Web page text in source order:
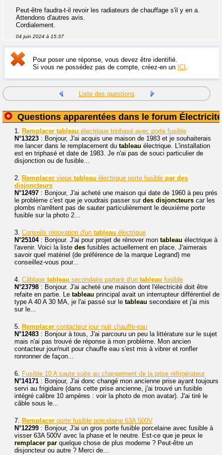
Peut-être faudra-t-il revoir les radiateurs de chauffage s'il y en a.
Attendons d'autres avis.
Cordialement.
04 juin 2024 à 15:37
Pour poser une réponse, vous devez être identifié.
Si vous ne possédez pas de compte, créez-en un ICI .
Liste des questions
Questions apparentées dans le forum Électricité
1. Remplacer tableau électrique triphasé avec porte fusible
N°13223 : Bonjour, J'ai acquis une maison de 1983 et je souhaiterais
me lancer dans le remplacement du tableau électrique. L'installation
est en triphasé et date de 1983. Je n'ai pas de souci particulier de
disjonction ou de fusible...
2. Remplacer vieux tableau électrique porte fusible par des
disjoncteurs
N°12497 : Bonjour, J'ai acheté une maison qui date de 1960 à peu prés
le problème c'est que je voudrais passer sur des disjoncteurs car les
plombs n'arrêtent pas de sauter particulièrement le deuxième porte
fusible sur la photo 2...
3. Conseils rénovation d'un tableau électrique
N°25104: Bonjour. J'ai pour projet de rénover mon tableau électrique à
l'avenir. Voici la liste des fusibles actuellement en place. J'aimerais
savoir quel matériel (de préférence de la marque Legrand) me
conseillez-vous pour...
4. Câblage tableau secondaire partant d'un tableau fusible
N°23798 : Bonjour. J'ai acheté une maison dont l'électricité doit être
refaite en partie. Le tableau principal avait un interrupteur différentiel de
type A 40 A 30 MA, je l'ai passé sur le tableau secondaire et j'ai mis
sur le...
5. Remplacer contacteur jour nuit chauffe-eau
N°12483 : Bonjour à tous, J'ai parcouru un peu la littérature sur le sujet
mais n'ai pas trouvé de réponse à mon problème. Mon ancien
contacteur jour/nuit pour chauffe eau s'est mis à vibrer et ronfler
ronronner de façon...
6. Fusible 10 A saute suite au changement de la prise réfrigérateur
N°14171 : Bonjour, J'ai donc changé mon ancienne prise ayant toujours
servi au frigidaire (dans cette prise ancienne, j'ai trouvé un fusible
intégré calibre 10 ampères : voir la photo de mon avatar). J'ai tiré le
câble sous le...
7. Remplacer porte fusible porcelaine 63A 500V
N°12299 : Bonjour, J'ai un gros porte fusible porcelaine avec fusible à
visser 63A 500V avec la phase et le neutre. Est-ce que je peux le
remplacer par quelque chose de plus moderne ? Peut-être un
disjoncteur ou autre ? Merci de...